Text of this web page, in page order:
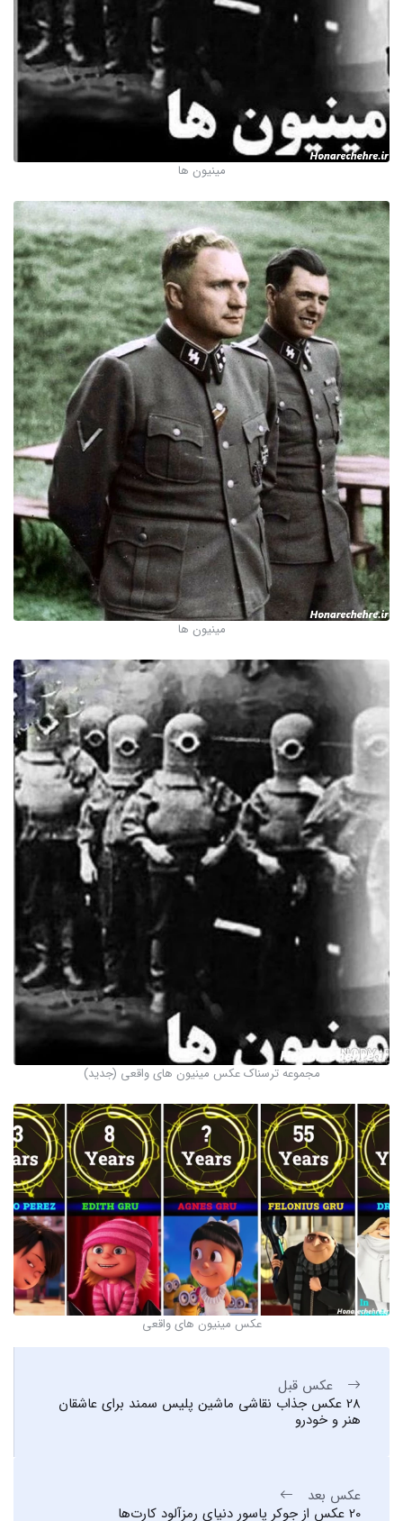
مینیون ها
مینیون ها
مجموعه ترسناک عکس مینیون های واقعی (جدید)
عکس مینیون های واقعی
عکس قبل
28 عکس جذاب نقاشی ماشین پلیس سمند برای عاشقان
هنر و خودرو
عکس بعد
20 عکس از جوکر پاسور دنیای رمزآلود کارت‌ها